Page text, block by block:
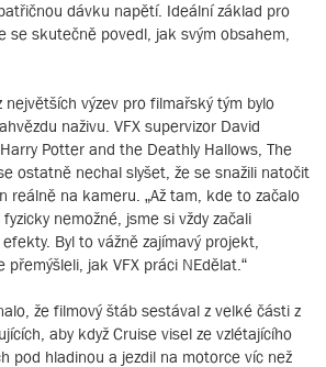
dávku napětí. Ideální základ pro
se skutečně povedl, jak svým obsahem,
největších výzev pro filmařský tým bylo
naživu. VFX supervizor David
Potter and the Deathly Hallows, The
ostatně nechal slyšet, že se snažili natočit
reálně na kameru. „Až tam, kde to začalo
nemožné, jsme si vždy začali
Byl to vážně zajímavý projekt,
jak VFX práci NEdělat.“
že filmový štáb sestával z velké části z
aby když Cruise visel ze vzlétajícího
pod hladinou a jezdil na motorce víc než